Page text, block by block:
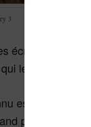
3
écrans
les utilisent.
est la
public ne